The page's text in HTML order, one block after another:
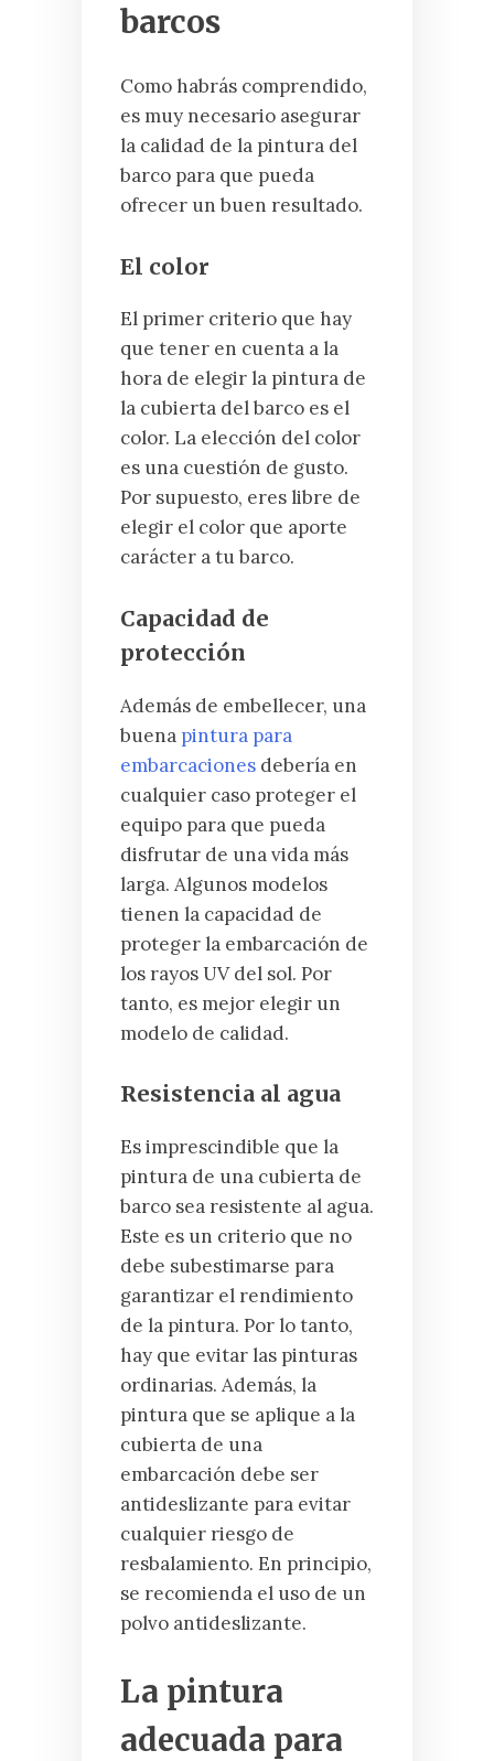
barcos
Como habrás comprendido,
es muy necesario asegurar
la calidad de la pintura del
barco para que pueda
ofrecer un buen resultado.
El color
El primer criterio que hay
que tener en cuenta a la
hora de elegir la pintura de
la cubierta del barco es el
color. La elección del color
es una cuestión de gusto.
Por supuesto, eres libre de
elegir el color que aporte
carácter a tu barco.
Capacidad de
protección
Además de embellecer, una
buena pintura para
embarcaciones debería en
cualquier caso proteger el
equipo para que pueda
disfrutar de una vida más
larga. Algunos modelos
tienen la capacidad de
proteger la embarcación de
los rayos UV del sol. Por
tanto, es mejor elegir un
modelo de calidad.
Resistencia al agua
Es imprescindible que la
pintura de una cubierta de
barco sea resistente al agua.
Este es un criterio que no
debe subestimarse para
garantizar el rendimiento
de la pintura. Por lo tanto,
hay que evitar las pinturas
ordinarias. Además, la
pintura que se aplique a la
cubierta de una
embarcación debe ser
antideslizante para evitar
cualquier riesgo de
resbalamiento. En principio,
se recomienda el uso de un
polvo antideslizante.
La pintura
adecuada para